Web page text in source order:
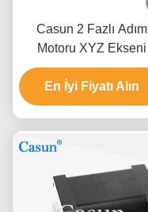
Casun 2 Fazlı Adım
Motoru XYZ Ekseni
NEMA17 0.52Nm
En İyi Fiyatı Alın